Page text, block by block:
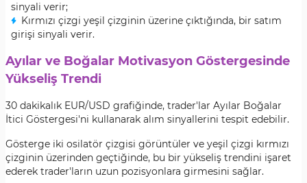
sinyali verir;
Kırmızı çizgi yeşil çizginin üzerine çıktığında, bir satım
girişi sinyali verir.
Ayılar ve Boğalar Motivasyon Göstergesinde
Yükseliş Trendi
30 dakikalık EUR/USD grafiğinde, trader'lar Ayılar Boğalar
İtici Göstergesi'ni kullanarak alım sinyallerini tespit edebilir.
Gösterge iki osilatör çizgisi görüntüler ve yeşil çizgi kırmızı
çizginin üzerinden geçtiğinde, bu bir yükseliş trendini işaret
ederek trader'ların uzun pozisyonlara girmesini sağlar.